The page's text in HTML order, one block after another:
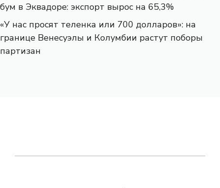
бум в Эквадоре: экспорт вырос на 65,3%
«У нас просят теленка или 700 долларов»: на
границе Венесуэлы и Колумбии растут поборы
партизан